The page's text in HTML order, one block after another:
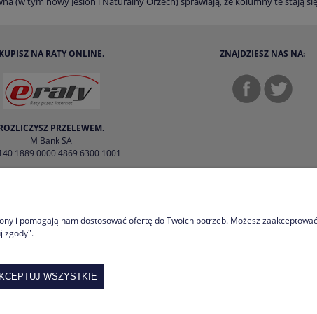
KUPISZ NA RATY ONLINE.
PRZELEWEM.
M Bank SA
1889 0000 4869 6300 1001
ZNAJDZIESZ NAS NA:
ze streamerem
In
Regulamin sklepu
i pomagają nam dostosować ofertę do Twoich potrzeb. Możesz
zgody".
WSZYSTKIE